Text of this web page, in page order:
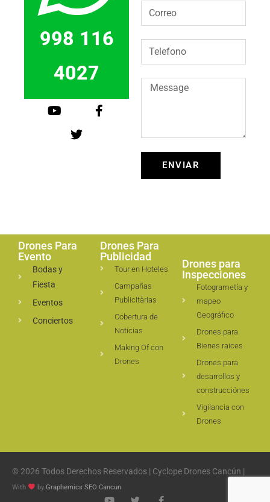
998 116
4027
ENVIAR
Drones Para
Evento
Bodas y
Fiesta
Eventos
Conciertos
Drones Para
Publicidad
Tour en Hoteles
Campañas
Publicitàrias
Cobertura de
Notícias
Making Of con
Drones
Drones para
Inspecciones
Fotogrametía y
mapeo
Geográfico
Drones para
Bienes raices
Drones para
desarrollos y
construcciónes
Vigilancia con
Drones
© 2026 Todos Derechos Reservados | Cyclope Drones Cancún |
With by Graphemics SEO Cancun